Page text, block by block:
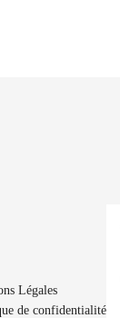
Légales
de confidentialité